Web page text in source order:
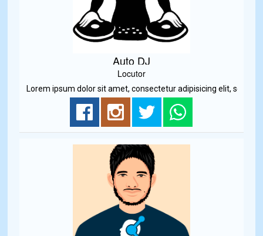
Auto DJ
Locutor
Lorem ipsum dolor sit amet, consectetur adipisicing elit, sed do